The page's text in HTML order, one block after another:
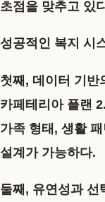
초점을 맞추고 있
성공적인 복지 시
첫째, 데이터 기반
카페테리아 플랜
가족 형태, 생활
설계가 가능하다.
둘째, 유연성과 선